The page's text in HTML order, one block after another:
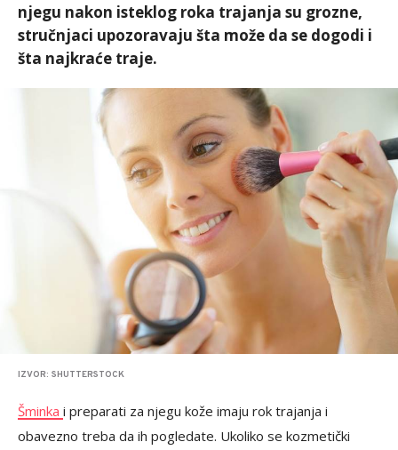
njegu nakon isteklog roka trajanja su grozne,
stručnjaci upozoravaju šta može da se dogodi i
šta najkraće traje.
IZVOR: SHUTTERSTOCK
Šminka i preparati za njegu kože imaju rok trajanja i
obavezno treba da ih pogledate. Ukoliko se kozmetički